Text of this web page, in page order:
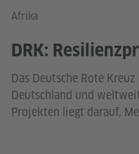
Afrika
DRK:
Das Deutsche Rote
Deutschland und
Projekten liegt darauf,